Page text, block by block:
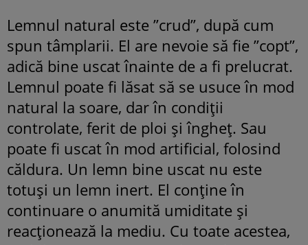
Lemnul natural este ”crud”, după cum
spun tâmplarii. El are nevoie să fie ”copt”,
adică bine uscat înainte de a fi prelucrat.
Lemnul poate fi lăsat să se usuce în mod
natural la soare, dar în condiții
controlate, ferit de ploi și îngheț. Sau
poate fi uscat în mod artificial, folosind
căldura. Un lemn bine uscat nu este
totuși un lemn inert. El conține în
continuare o anumită umiditate și
reacționează la mediu. Cu toate acestea,